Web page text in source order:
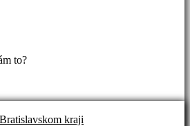
to?
kraji